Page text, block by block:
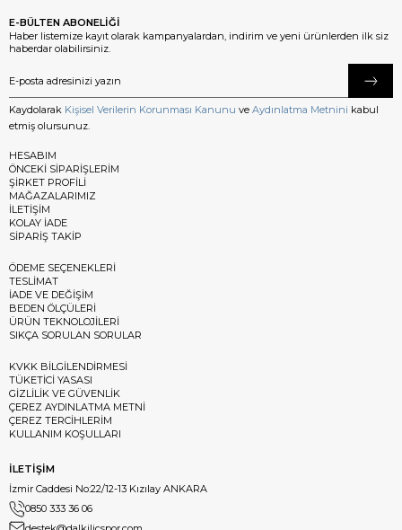
E-BÜLTEN ABONELİĞİ
Haber listemize kayıt olarak kampanyalardan, indirim ve yeni ürünlerden ilk siz
haberdar olabilirsiniz.
Kaydolarak Kişisel Verilerin Korunması Kanunu ve Aydınlatma Metnini kabul
etmiş olursunuz.
HESABIM
ÖNCEKİ SİPARİŞLERİM
ŞİRKET PROFİLİ
MAĞAZALARIMIZ
İLETİŞİM
KOLAY İADE
SİPARİŞ TAKİP
ÖDEME SEÇENEKLERİ
TESLİMAT
İADE VE DEĞİŞİM
BEDEN ÖLÇÜLERİ
ÜRÜN TEKNOLOJİLERİ
SIKÇA SORULAN SORULAR
KVKK BİLGİLENDİRMESİ
TÜKETİCİ YASASI
GİZLİLİK VE GÜVENLİK
ÇEREZ AYDINLATMA METNİ
ÇEREZ TERCİHLERİM
KULLANIM KOŞULLARI
İLETİŞİM
İzmir Caddesi No:22/12-13 Kızılay ANKARA
0850 333 36 06